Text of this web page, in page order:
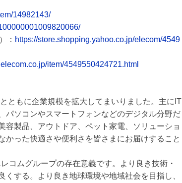
14982143/
： https://store.shopping.yahoo.co.jp/elecom/4549
item/4549550424721.html
ともに企業規模を拡大してまいりました。主にIT
パソコンやスマートフォンなどのデジタル分野だ
製品、アウトドア、ペット家電、ソリューショ
かった快適さや便利さを皆さまにお届けすること
コムグループの存在意義です。より良き技術・
する。より良き地球環境や地域社会を目指し、